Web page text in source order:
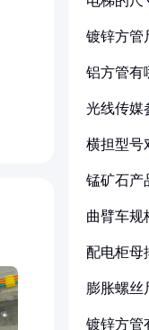
镀锌方管
铝方管有
光线传媒
横担型号
锰矿石产
曲臂车规
配电柜母
膨胀螺丝
镀锌方管